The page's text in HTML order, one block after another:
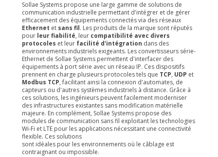
Sollae Systems propose une large gamme de solutions de
communication industrielle permettant d'intégrer et de gérer
efficacement des équipements connectés via des réseaux
Ethernet et sans fil. Les produits de la marque sont réputés
pour leur fiabilité, leur compatibilité avec divers
protocoles et leur facilité d'intégration dans des
environnements industriels exigeants. Les convertisseurs série-
Ethernet de Sollae Systems permettent d'interfacer des
équipements à port série avec un réseau IP. Ces dispositifs
prennent en charge plusieurs protocoles tels que TCP, UDP et
Modbus TCP, facilitant ainsi la connexion d'automates, de
capteurs ou d'autres systèmes industriels à distance. Grâce à
ces solutions, les ingénieurs peuvent facilement moderniser
des infrastructures existantes sans modification matérielle
majeure. En complément, Sollae Systems propose des
modules de communication sans fil exploitant les technologies
Wi-Fi et LTE pour les applications nécessitant une connectivité
flexible. Ces solutions
sont idéales pour les environnements où le câblage est
contraignant ou impossible.